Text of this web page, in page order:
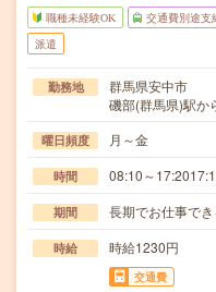
職種未経験OK 交通費別途支
派遣
勤務地
群馬県安中市
磯部(群馬県)駅か
曜日頻度 月～金
時間 08:10～
期間 長期でお仕事でき
時給 時給1230円
交通費